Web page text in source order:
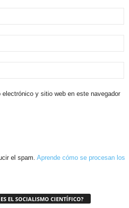
electrónico y sitio web en este navegador
el spam. Aprende cómo se procesan los
EL SOCIALISMO CIENTÍFICO?